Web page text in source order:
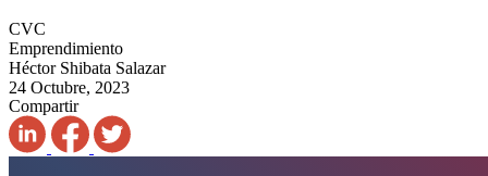
CVC
Emprendimiento
Héctor Shibata Salazar
24 Octubre, 2023
Compartir